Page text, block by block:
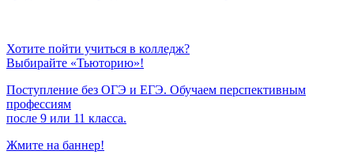
Хотите пойти учиться в колледж?
Выбирайте «Тьюторию»!
Поступление без ОГЭ и ЕГЭ. Обучаем перспективным
профессиям
после 9 или 11 класса.
Жмите на баннер!